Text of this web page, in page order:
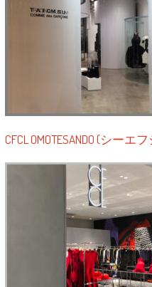
CFCL OMOTESANDO (シー